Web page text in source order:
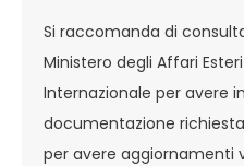
Si raccomanda di
Ministero degli Affari
Internazionale per avere
documentazione richiesta
per avere aggiornamenti